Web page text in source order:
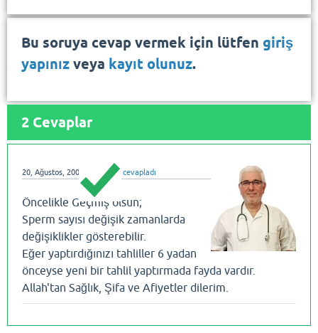
Bu soruya cevap vermek için lütfen giriş
yapınız veya kayıt olunuz.
2 Cevaplar
20, Ağustos, 2008 dralihatay cevapladı
Öncelikle Geçmiş olsun;
Sperm sayısı değişik zamanlarda
değişiklikler gösterebilir.
Eğer yaptırdığınızı tahliller 6 yadan
önceyse yeni bir tahlil yaptırmada fayda vardır.
Allah'tan Sağlık, Şifa ve Afiyetler dilerim.